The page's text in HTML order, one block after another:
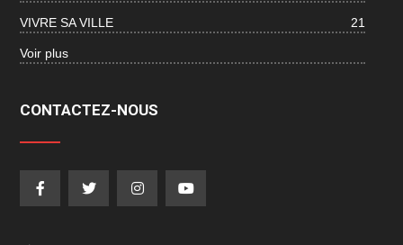
VIVRE SA VILLE 21
Voir plus
CONTACTEZ-NOUS